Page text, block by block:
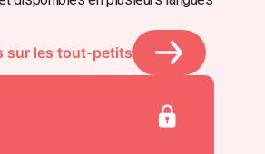
sur les tout-petits